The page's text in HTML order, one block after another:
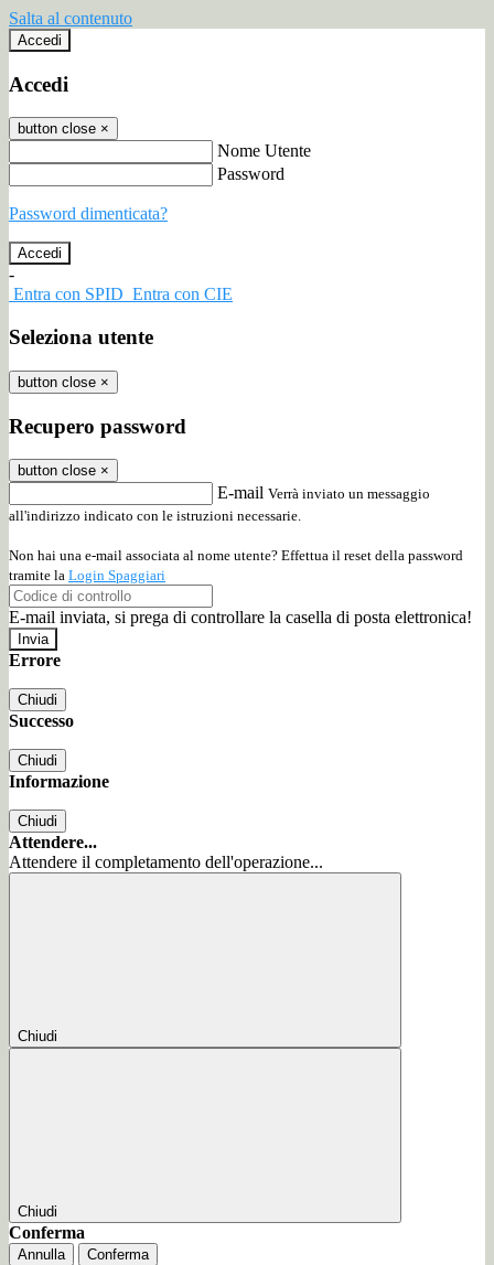
Salta al contenuto
Accedi
Accedi
button close ×
Nome Utente
Password
Password dimenticata?
-
Entra con SPID Entra con CIE
Seleziona utente
button close ×
Recupero password
button close ×
E-mail Verrà inviato un messaggio
all'indirizzo indicato con le istruzioni necessarie.
Non hai una e-mail associata al nome utente? Effettua il reset della password
tramite la Login Spaggiari
E-mail inviata, si prega di controllare la casella di posta elettronica!
Errore
Chiudi
Successo
Chiudi
Informazione
Chiudi
Attendere...
Attendere il completamento dell'operazione...
Chiudi
Chiudi
Conferma
Annulla Conferma